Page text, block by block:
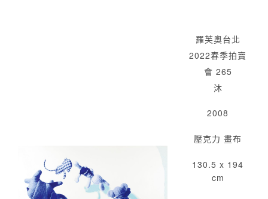
羅芙奧台北
2022春季拍賣
會 265
沐
2008
壓克力 畫布
130.5 x 194
cm